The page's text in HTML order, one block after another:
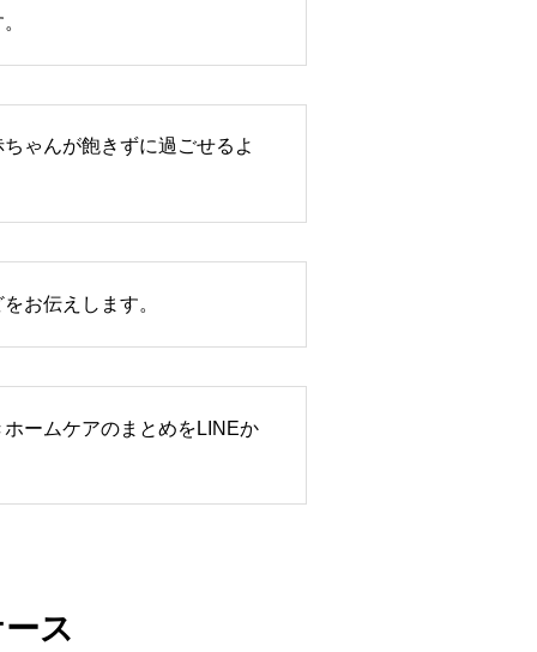
ゃんが飽きずに過ごせるよ
お伝えします。
ームケアのまとめをLINEか
ス